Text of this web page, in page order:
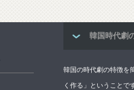
韓国時代劇
韓国の時代劇の特徴を
く作る」ということで